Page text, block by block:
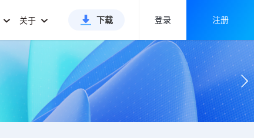
关于 下载 登录 注册